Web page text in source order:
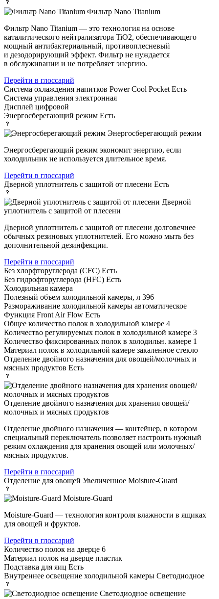
Фильтр Nano Titanium
Фильтр Nano Titanium — это технология на основе
каталитического нейтрализатора TiO2, обеспечивающего
мощный антибактериальный, противоплесневый
и дезодорирующий эффект. Фильтр не нуждается
в обслуживании и не потребляет энергию.
Перейти в глоссарий
Система охлаждения напитков Power Cool Pocket Есть
Система управления электронная
Дисплей цифровой
Энергосберегающий режим Есть
Энергосберегающий режим
Энергосберегающий режим экономит энергию, если
холодильник не используется длительное время.
Перейти в глоссарий
Дверной уплотнитель с защитой от плесени Есть
Дверной
уплотнитель с защитой от плесени
Дверной уплотнитель с защитой от плесени долговечнее
обычных резиновых уплотнителей. Его можно мыть без
дополнительной дезинфекции.
Перейти в глоссарий
Без хлорфторуглерода (CFC) Есть
Без гидрофторуглерода (HFC) Есть
Холодильная камера
Полезный объем холодильной камеры, л 396
Размораживание холодильной камеры автоматическое
Функция Front Air Flow Есть
Общее количество полок в холодильной камере 4
Количество регулируемых полок в холодильной камере 3
Количество фиксированных полок в холодильн. камере 1
Материал полок в холодильной камере закаленное стекло
Отделение двойного назначения для овощей/молочных и
мясных продуктов Есть
Отделение двойного назначения для хранения овощей/
молочных и мясных продуктов
Отделение двойного назначения — контейнер, в котором
специальный переключатель позволяет настроить нужный
режим охлаждения для хранения овощей или молочных/
мясных продуктов.
Перейти в глоссарий
Отделение для овощей Увеличенное Moisture-Guard
Moisture-Guard
Moisture-Guard — технология контроля влажности в ящиках
для овощей и фруктов.
Перейти в глоссарий
Количество полок на дверце 6
Материал полок на дверце пластик
Подставка для яиц Есть
Внутреннее освещение холодильной камеры Светодиодное
Светодиодное освещение